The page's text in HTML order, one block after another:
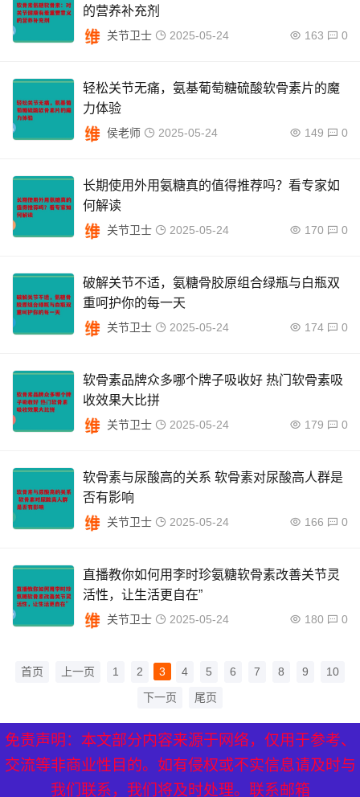
的营养补充剂
关节卫士 2025-05-24 163 0
轻松关节无痛，氨基葡萄糖硫酸软骨素片的魔
力体验
侯老师 2025-05-24 149 0
长期使用外用氨糖真的值得推荐吗？看专家如
何解读
关节卫士 2025-05-24 170 0
破解关节不适，氨糖骨胶原组合绿瓶与白瓶双
重呵护你的每一天
关节卫士 2025-05-24 174 0
软骨素品牌众多哪个牌子吸收好 热门软骨素吸
收效果大比拼
关节卫士 2025-05-24 179 0
软骨素与尿酸高的关系 软骨素对尿酸高人群是
否有影响
关节卫士 2025-05-24 166 0
直播教你如何用李时珍氨糖软骨素改善关节灵
活性，让生活更自在”
关节卫士 2025-05-24 180 0
首页 上一页 1 2 3 4 5 6 7 8 9
10
下一页
尾页
免责声明：本文部分内容来源于网络，仅用于参考、
交流等非商业性目的。如有侵权或不实信息请及时与
我们联系，我们将及时处理。联系邮箱